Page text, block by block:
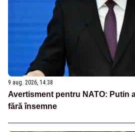
9 aug. 2026, 14:38
Avertisment pentru NATO: Putin
fără însemne